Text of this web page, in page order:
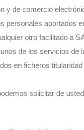
y de comercio
personales aportados
otro facilitado a
de los servicios de
en ficheros
solicitar de